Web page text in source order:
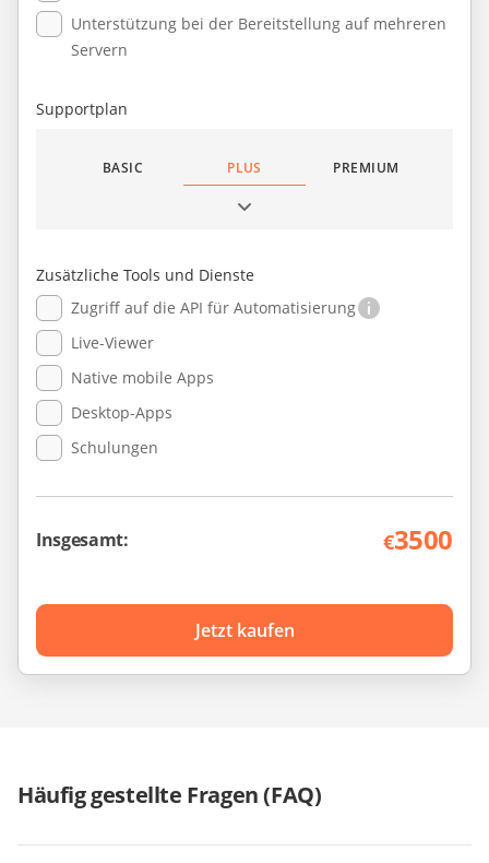
Unterstützung bei der Bereitstellung auf mehreren
Servern
Supportplan
BASIC PLUS PREMIUM
Zusätzliche Tools und Dienste
Zugriff auf die API für Automatisierung
Live-Viewer
Native mobile Apps
Desktop-Apps
Schulungen
Insgesamt: €3500
Jetzt kaufen
Häufig gestellte Fragen (FAQ)